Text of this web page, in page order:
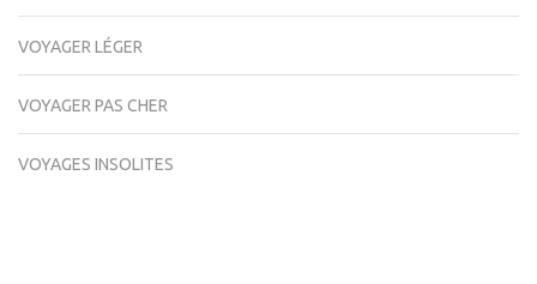
VOYAGER LÉGER
VOYAGER PAS CHER
VOYAGES INSOLITES